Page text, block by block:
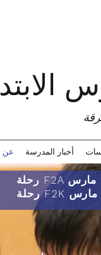
عن أخبار المدرسة